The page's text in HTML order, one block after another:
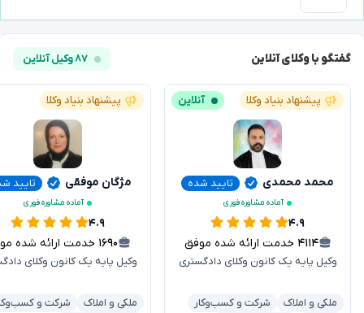
گفتگو با وکلای آنلاین ۸۷ وکیل آنلاین
پیشنهاد بنیاد وکلا آنلاین
محمد محمدی تایید شده
آماده مشاوره فوری
۴.۹
۴۱۱۴ خدمت ارائه شده موفق
وکیل پایه یک کانون وکلای دادگستری
ملکی و املاک
شرکت و کسب‌وکار
پیشنهاد بنیاد وکلا
مژگان موفقی تایید
آماده مشاوره فوری
۴.۹
۱۶۹۰ خدمت ارائه شده موفق
وکیل پایه یک کانون وکلای
ملکی و املاک
شرکت و